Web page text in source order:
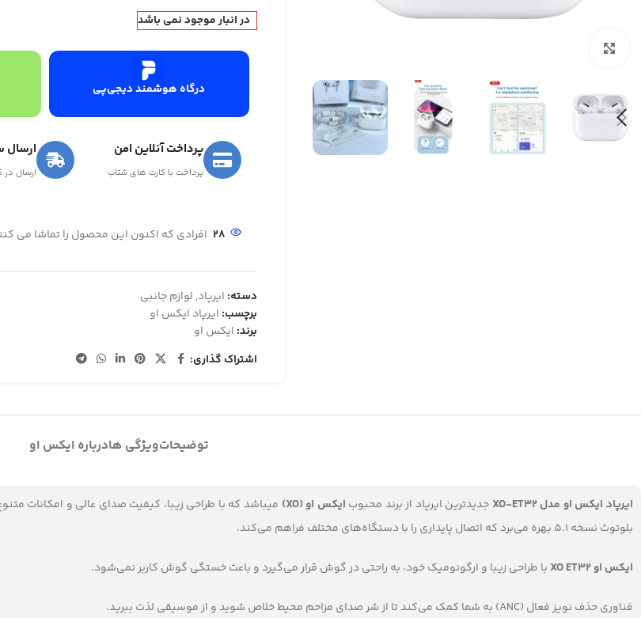
در انبار موجود نمی باشد
درگاه هوشمند دیجی‌پی
پرداخت آنلاین امن
پرداخت با کارت های شتاب
ارسال
ارسال در
28 افرادی که اکنون این محصول را تماشا می
دسته: ایرپاد, لوازم جانبی
برچسب: ایرپاد ایکس او
برند: ایکس او
اشتراک گذاری:
توضیحاتویژگی هادرباره ایکس او
ایرپاد ایکس او مدل XO-ET32 جدیدترین ایرپاد از برند محبوب ایکس او (XO)
میباشد که با طراحی زیبا، کیفیت صدای عالی و امکانات
بلوتوث نسخه 5.1 بهره می‌برد که اتصال پایداری را با دستگاه‌های مختلف فراهم می‌کند.
ایکس او XO ET32 با طراحی زیبا و ارگونومیک خود، به راحتی در گوش قرار می‌گیرد و باعث خستگی گوش کاربر نمی‌شود.
فناوری حذف نویز فعال (ANC) به شما کمک می‌کند تا از شر صدای مزاحم محیط خلاص شوید و از موسیقی لذت ببرید.